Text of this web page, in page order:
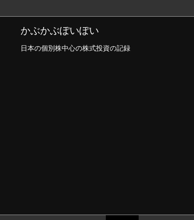
かぶかぶぽいぽい
日本の個別株中心の株式投資の記録